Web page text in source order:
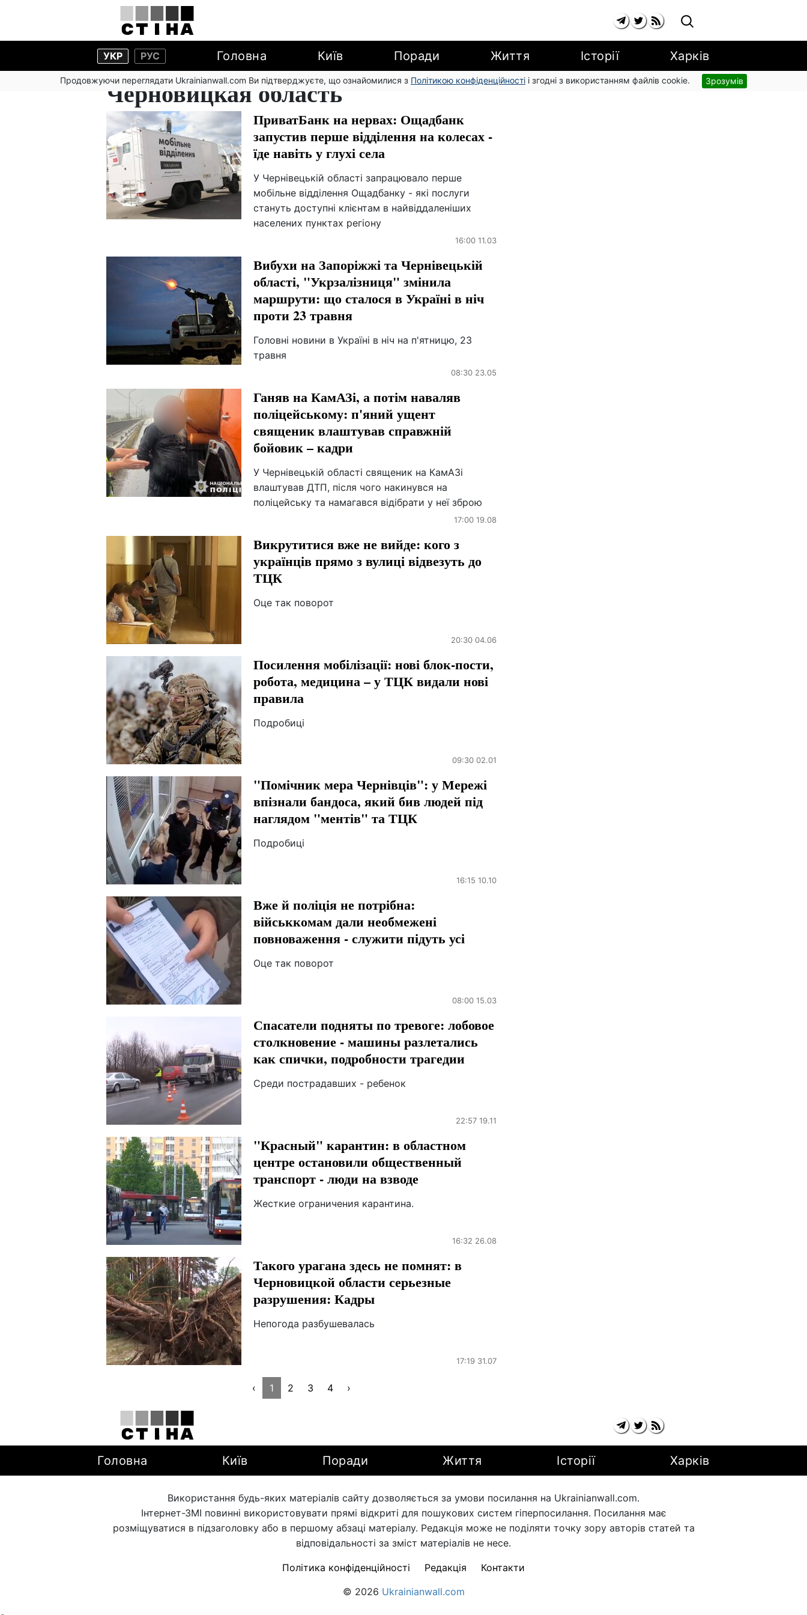
УКР РУС Головна Київ Поради Життя Історії Харків
Продовжуючи переглядати Ukrainianwall.com Ви підтверджуєте, що ознайомилися з Політикою конфіденційності і згодні з використанням файлів cookie. Зрозумів
Черновицкая область
ПриватБанк на нервах: Ощадбанк
запустив перше відділення на колесах -
їде навіть у глухі села
У Чернівецькій області запрацювало перше
мобільне відділення Ощадбанку - які послуги
стануть доступні клієнтам в найвіддаленіших
населених пунктах регіону
16:00 11.03
Вибухи на Запоріжжі та Чернівецькій
області, "Укрзалізниця" змінила
маршрути: що сталося в Україні в ніч
проти 23 травня
Головні новини в Україні в ніч на п'ятницю, 23
травня
08:30 23.05
Ганяв на КамАЗі, а потім наваляв
поліцейському: п'яний ущент
священик влаштував справжній
бойовик – кадри
У Чернівецькій області священик на КамАЗі
влаштував ДТП, після чого накинувся на
поліцейську та намагався відібрати у неї зброю
17:00 19.08
Викрутитися вже не вийде: кого з
українців прямо з вулиці відвезуть до
ТЦК
Оце так поворот
20:30 04.06
Посилення мобілізації: нові блок-пости,
робота, медицина – у ТЦК видали нові
правила
Подробиці
09:30 02.01
"Помічник мера Чернівців": у Мережі
впізнали бандоса, який бив людей під
наглядом "ментів" та ТЦК
Подробиці
16:15 10.10
Вже й поліція не потрібна:
військкомам дали необмежені
повноваження - служити підуть усі
Оце так поворот
08:00 15.03
Спасатели подняты по тревоге: лобовое
столкновение - машины разлетались
как спички, подробности трагедии
Среди пострадавших - ребенок
22:57 19.11
"Красный" карантин: в областном
центре остановили общественный
транспорт - люди на взводе
Жесткие ограничения карантина.
16:32 26.08
Такого урагана здесь не помнят: в
Черновицкой области серьезные
разрушения: Кадры
Непогода разбушевалась
17:19 31.07
‹ 1 2 3 4 ›
Головна Київ Поради Життя Історії Харків
Використання будь-яких матеріалів сайту дозволяється за умови посилання на Ukrainianwall.com.
Інтернет-ЗМІ повинні використовувати прямі відкриті для пошукових систем гіперпосилання. Посилання має
розміщуватися в підзаголовку або в першому абзаці матеріалу. Редакція може не поділяти точку зору авторів статей та
відповідальності за зміст матеріалів не несе.
Політика конфіденційності Редакція
Контакти
© 2026 Ukrainianwall.com